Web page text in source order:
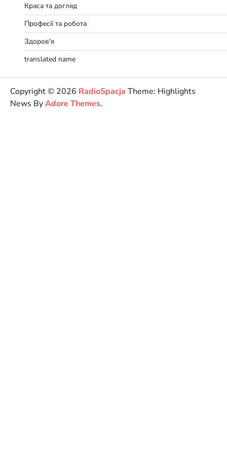
Краса та догляд
Професії та робота
Здоров'я
translated name
Copyright © 2026 RadioSpacja Theme: Highlights
News ByAdore Themes.